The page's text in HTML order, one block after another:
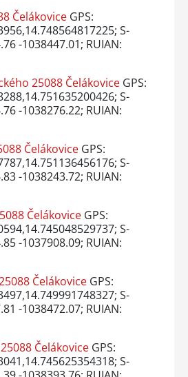
ČelákoviceGPS:
S-
-1038447.01; RUIAN:
25088 ČelákoviceGPS:
S-
-1038276.22; RUIAN:
ČelákoviceGPS:
S-
-1038243.72; RUIAN:
ČelákoviceGPS:
S-
-1037908.09; RUIAN:
ČelákoviceGPS:
S-
-1038472.07; RUIAN:
ČelákoviceGPS:
S-